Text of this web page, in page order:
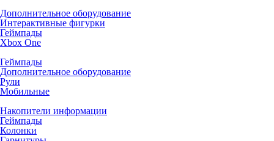
Дополнительное оборудование
Интерактивные фигурки
Геймпады
Xbox One
Геймпады
Дополнительное оборудование
Рули
Мобильные
Накопители информации
Геймпады
Колонки